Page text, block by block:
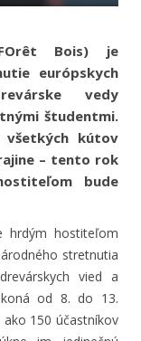
FOrêt Bois) je
európskych
vedy
študentmi.
kútov
– tento rok
bude
hrdým hostiteľom
stretnutia
vied a
od 8. do 13.
150 účastníkov